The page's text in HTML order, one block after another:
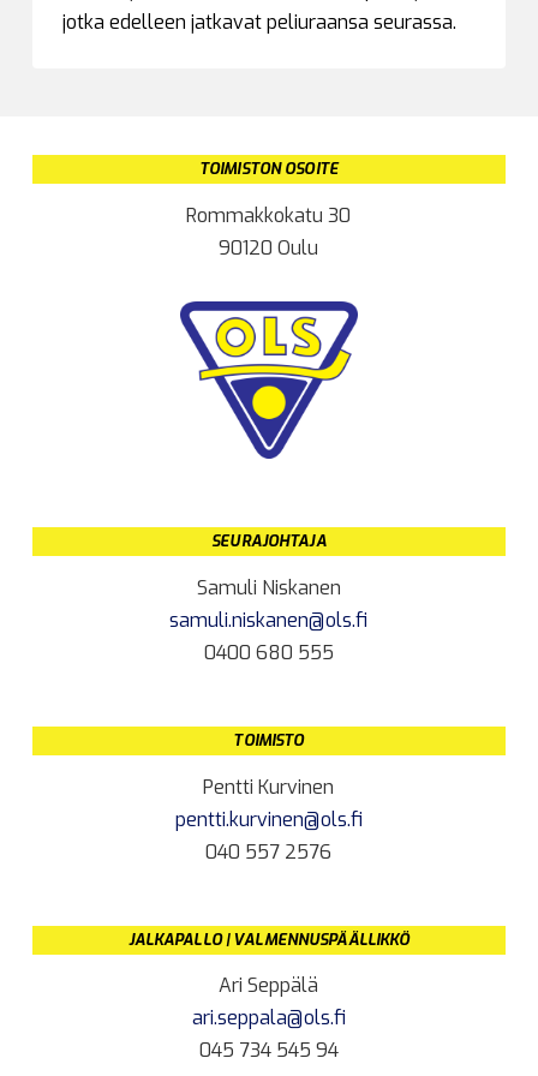
jotka edelleen jatkavat peliuraansa seurassa.
TOIMISTON OSOITE
Rommakkokatu 30
90120 Oulu
SEURAJOHTAJA
Samuli Niskanen
samuli.niskanen@ols.fi
0400 680 555
TOIMISTO
Pentti Kurvinen
pentti.kurvinen@ols.fi
040 557 2576
JALKAPALLO | VALMENNUSPÄÄLLIKKÖ
Ari Seppälä
ari.seppala@ols.fi
045 734 545 94